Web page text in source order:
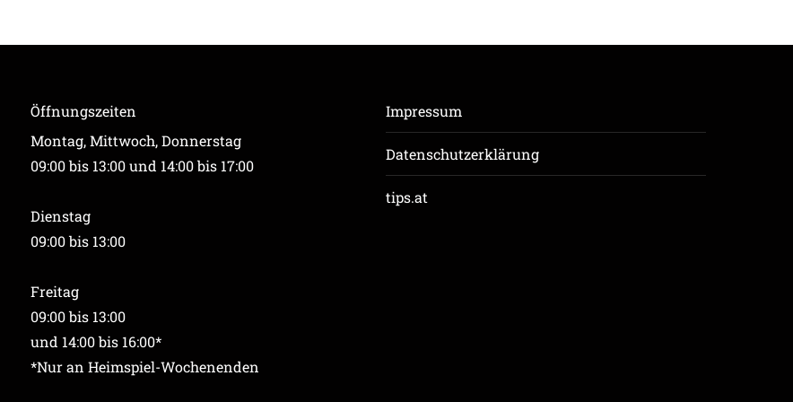
Öffnungszeiten
Montag, Mittwoch, Donnerstag
09:00 bis 13:00 und 14:00 bis 17:00
Dienstag
09:00 bis 13:00
Freitag
09:00 bis 13:00
und 14:00 bis 16:00*
*Nur an Heimspiel-Wochenenden
Impressum
Datenschutzerklärung
tips.at